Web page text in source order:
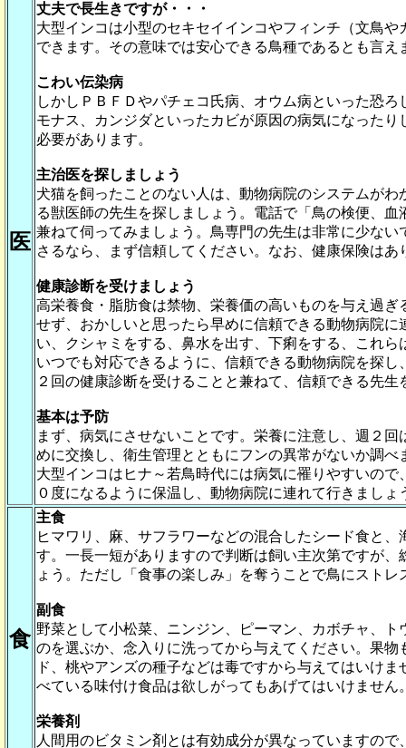
医
丈夫で長生きですが・・・
大型インコは小型のセキセイインコやフィンチ（文鳥
できます。その意味では安心できる鳥種であるとも言え
こわい伝染病
しかしＰＢＦＤやパチェコ氏病、オウム病といった恐
モナス、カンジダといったカビが原因の病気になった
必要があります。
主治医を探しましょう
犬猫を飼ったことのない人は、動物病院のシステムが
る獣医師の先生を探しましょう。電話で「鳥の検便、
兼ねて伺ってみましょう。鳥専門の先生は非常に少な
さるなら、まず信頼してください。なお、健康保険は
健康診断を受けましょう
高栄養食・脂肪食は禁物、栄養価の高いものを与え過
せず、おかしいと思ったら早めに信頼できる動物病院
い、クシャミをする、鼻水を出す、下痢をする、これら
いつでも対応できるように、信頼できる動物病院を探
２回の健康診断を受けることと兼ねて、信頼できる先
基本は予防
まず、病気にさせないことです。栄養に注意し、週２
めに交換し、衛生管理とともにフンの異常がないか調べ
大型インコはヒナ～若鳥時代には病気に罹りやすいの
０度になるように保温し、動物病院に連れて行きましょ
食
主食
ヒマワリ、麻、サフラワーなどの混合したシード食と
す。一長一短がありますので判断は飼い主次第ですが
ょう。ただし「食事の楽しみ」を奪うことで鳥にスト
副食
野菜として小松菜、ニンジン、ピーマン、カボチャ、
のを選ぶか、念入りに洗ってから与えてください。果
ド、桃やアンズの種子などは毒ですから与えてはいけ
べている味付け食品は欲しがってもあげてはいけません
栄養剤
人間用のビタミン剤とは有効成分が異なっていますの